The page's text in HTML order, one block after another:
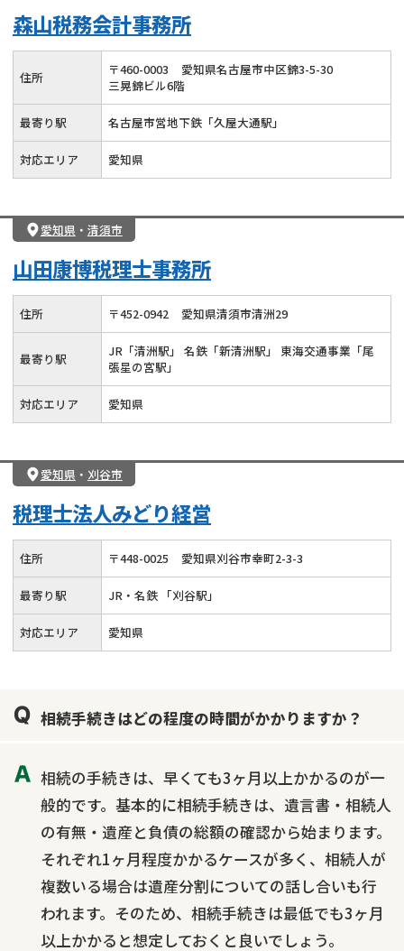
森山税務会計事務所
住所 〒460-0003
愛知県名古屋市中区錦3-5-30
三晃錦ビル6階
最寄り駅 名古屋市営地下鉄「久屋大通駅」
対応エリア 愛知県
愛知県 ・ 清須市
山田康博税理士事務所
住所 〒452-0942 愛知県清須市清洲29
最寄り駅
JR「清洲駅」 名鉄「新清洲駅」 東海交通事業「尾
張星の宮駅」
対応エリア 愛知県
愛知県 ・ 刈谷市
税理士法人みどり経営
住所 〒448-0025 愛知県刈谷市幸町2-3-3
最寄り駅 JR・名鉄 「刈谷駅」
対応エリア 愛知県
相続手続きはどの程度の時間がかかりますか？
相続の手続きは、早くても3ヶ月以上かかるのが一
般的です。基本的に相続手続きは、遺言書・相続人
の有無・遺産と負債の総額の確認から始まります。
それぞれ1ヶ月程度かかるケースが多く、相続人が
複数いる場合は遺産分割についての話し合いも行
われます。そのため、相続手続きは最低でも3ヶ月
以上かかると想定しておくと良いでしょう。